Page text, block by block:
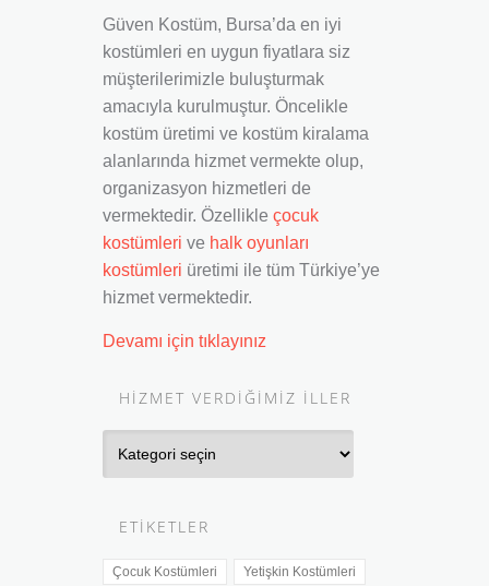
Güven Kostüm, Bursa’da en iyi
kostümleri en uygun fiyatlara siz
müşterilerimizle buluşturmak
amacıyla kurulmuştur. Öncelikle
kostüm üretimi ve kostüm kiralama
alanlarında hizmet vermekte olup,
organizasyon hizmetleri de
vermektedir. Özellikle çocuk
kostümleri ve halk oyunları
kostümleri üretimi ile tüm Türkiye’ye
hizmet vermektedir.
Devamı için tıklayınız
HIZMET VERDIĞIMIZ İLLER
Verdiğimiz
ETIKETLER
Çocuk Kostümleri Yetişkin Kostümleri